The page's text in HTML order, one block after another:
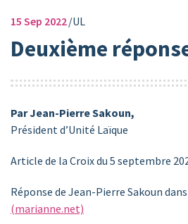
15 Sep 2022 UL
Deuxième
Par Jean-Pierre Sakoun,
Président d’Unité Laïque
Article de la Croix du 5 septembre
Réponse de Jean-Pierre Sakoun
(marianne.net)